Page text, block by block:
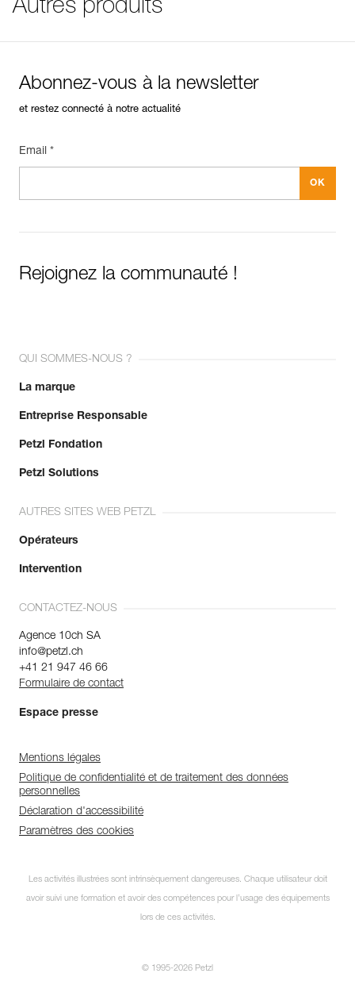
Autres produits
Abonnez-vous à la newsletter
et restez connecté à notre actualité
Email *
Rejoignez la communauté !
QUI SOMMES-NOUS ?
La marque
Entreprise Responsable
Petzl Fondation
Petzl Solutions
AUTRES SITES WEB PETZL
Opérateurs
Intervention
CONTACTEZ-NOUS
Agence 10ch SA
info@petzl.ch
+41 21 947 46 66
Formulaire de contact
Espace presse
Mentions légales
Politique de confidentialité et de traitement des données
personnelles
Déclaration d'accessibilité
Paramètres des cookies
Les activités illustrées sont intrinsèquement dangereuses. Chaque utilisateur doit
avoir suivi une formation et avoir des compétences pour l’usage des équipements
lors de ces activités.
© 1995-2026 Petzl